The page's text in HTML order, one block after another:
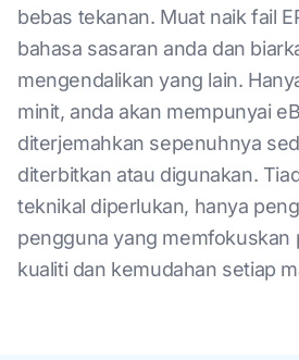
bebas tekanan. Muat naik fail
bahasa sasaran anda dan
mengendalikan yang lain.
minit, anda akan mempunyai
diterjemahkan sepenuhnya
diterbitkan atau digunakan.
teknikal diperlukan, hanya
pengguna yang memfokuskan
kualiti dan kemudahan setiap